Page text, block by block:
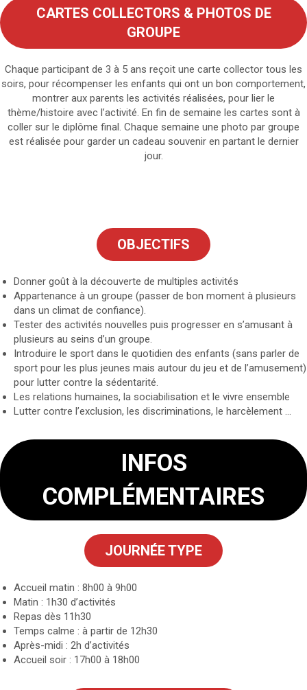
CARTES COLLECTORS & PHOTOS DE
GROUPE
Chaque participant de 3 à 5 ans reçoit une carte collector tous les
soirs, pour récompenser les enfants qui ont un bon comportement,
montrer aux parents les activités réalisées, pour lier le
thème/histoire avec l’activité. En fin de semaine les cartes sont à
coller sur le diplôme final. Chaque semaine une photo par groupe
est réalisée pour garder un cadeau souvenir en partant le dernier
jour.
OBJECTIFS
Donner goût à la découverte de multiples activités
Appartenance à un groupe (passer de bon moment à plusieurs
dans un climat de confiance).
Tester des activités nouvelles puis progresser en s’amusant à
plusieurs au seins d’un groupe.
Introduire le sport dans le quotidien des enfants (sans parler de
sport pour les plus jeunes mais autour du jeu et de l’amusement)
pour lutter contre la sédentarité.
Les relations humaines, la sociabilisation et le vivre ensemble
Lutter contre l’exclusion, les discriminations, le harcèlement …
INFOS
COMPLÉMENTAIRES
JOURNÉE TYPE
Accueil matin : 8h00 à 9h00
Matin : 1h30 d’activités
Repas dès 11h30
Temps calme : à partir de 12h30
Après-midi : 2h d’activités
Accueil soir : 17h00 à 18h00